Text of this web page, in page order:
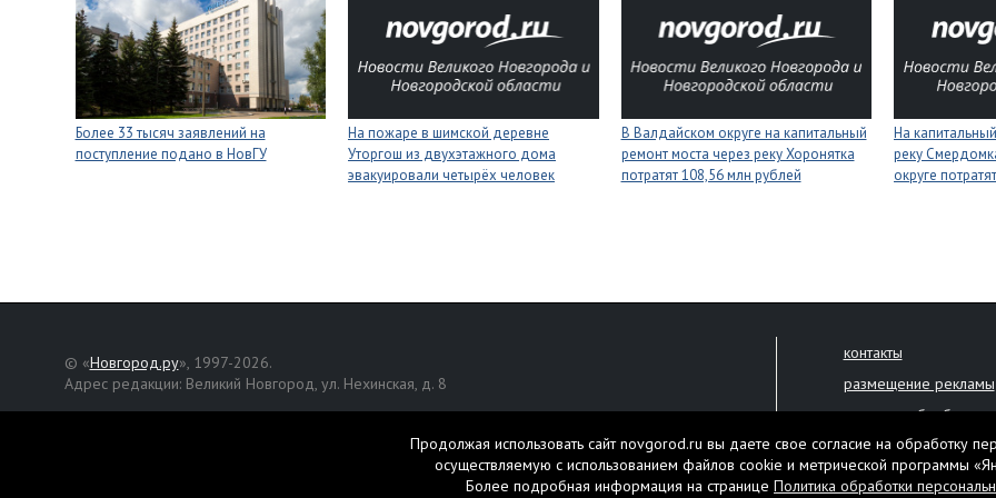
Более 33 тысяч заявлений на
поступление подано в НовГУ
На пожаре в шимской деревне
Уторгош из двухэтажного дома
эвакуировали четырёх человек
В Валдайском округе на капитальный
ремонт моста через реку Хоронятка
потратят 108,56 млн рублей
На
реку
округе
© «Новгород.ру», 1997-2026.
Адрес редакции: Великий Новгород, ул. Нехинская, д. 8
, публикуются на правах рекламы.
контакты
размещение рекламы
политика обработки
Настоящий ресурс
Нашли ошибку?
Продолжая использовать сайт novgorod.ru вы даете свое согласие на обработку
осуществляемую с использованием файлов cookie и метрической программы
Более подробная информация на странице Политика обработки